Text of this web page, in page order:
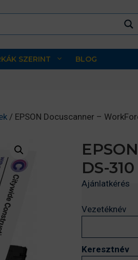
SZERINT BLOG
/ EPSON Docuscanner –
DS-310
Ajánlatkérés
Vezetéknév
Keresztnév